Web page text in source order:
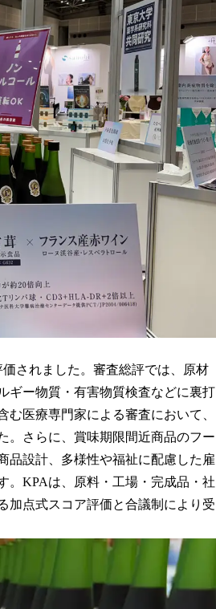
されました。審査総評では、原材
ギー物質・有害物質検査などに裏打
医療専門家による審査において、
。さらに、賞味期限間近商品のフー
品設計、多様性や福祉に配慮した雇
。KPAは、原料・工場・完成品・社
加点式スコア評価と合議制により受